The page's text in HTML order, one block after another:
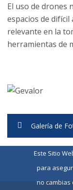
El uso de drones
espacios de
relevante en la
herramientas de
Galería de
Este Sitio
para
no cambias